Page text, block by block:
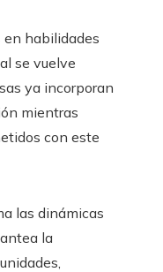
en habilidades
se vuelve
ya incorporan
mientras
con este
las dinámicas
la